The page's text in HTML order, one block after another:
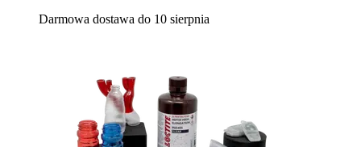
Darmowa dostawa do 10 sierpnia